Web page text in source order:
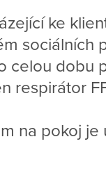
ke
sociálních
celou dobu
respirátor
na pokoj je